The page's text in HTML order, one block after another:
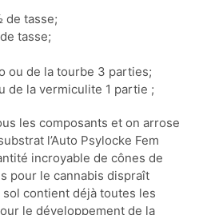
de tasse;
tasse;
ou de la tourbe 3 parties;
de la vermiculite 1 partie ;
les composants et on arrose
l’Auto Psylocke Fem
incroyable de cônes de
pour le cannabis dispraît
contient déjà toutes les
le développement de la